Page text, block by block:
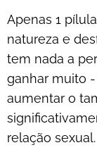
Apenas 1
natureza e
tem nada a
ganhar muito
aumentar o
relação sexual.